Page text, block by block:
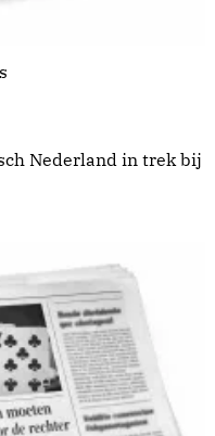
Nederland in trek bij